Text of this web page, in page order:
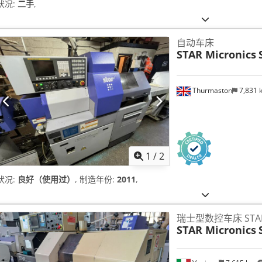
况: 二手,
1 /2
Thurmaston 7,831
自动车床
STAR Micronics
况: 良好（使用过） , 制造年份: 2011,
瑞士型数控车床
STAR Micronics